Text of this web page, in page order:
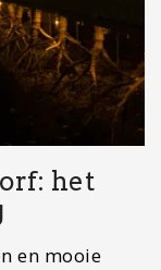
het
en mooie